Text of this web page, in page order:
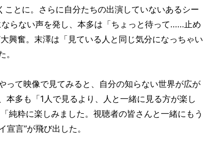
とに。さらに自分たちの出演していないあるシー
らない声を発し、本多は「ちょっと待って……止め
興奮。末澤は「見ている人と同じ気分になっちゃい
。
って映像で見てみると、自分の知らない世界が広が
本多も「1人で見るより、人と一緒に見る方が楽し
純粋に楽しみました。視聴者の皆さんと一緒にもう
言”が飛び出した。